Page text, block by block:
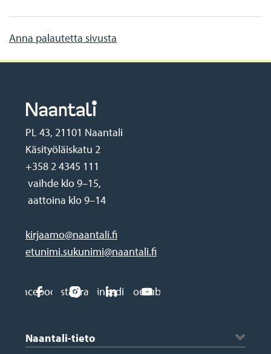
Anna palautetta sivusta
PL 43, 21101 Naantali
Käsityöläiskatu 2
+358 2 4345 111
vaihde klo 9–15,
aattoina klo 9–14
kirjaamo@naantali.fi
etunimi.sukunimi@naantali.fi
Naantali-tieto
Social
FacebookInstagramLinkedin Youtube